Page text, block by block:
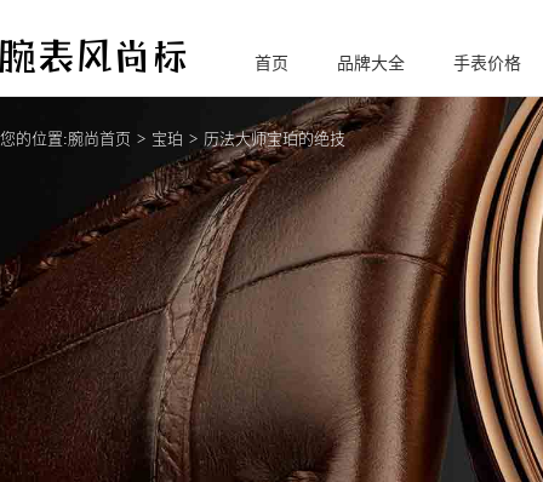
腕
表风尚标
首页 品牌大全 手表价格
您的位置:腕尚首页 宝珀 历法大师宝珀的绝技